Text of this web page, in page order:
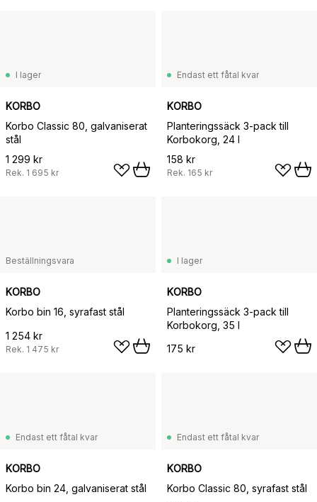
I lager
KORBO
Korbo Classic 80, galvaniserat
stål
1 299 kr
Rek. 1 695 kr
Endast ett fåtal kvar
KORBO
Planteringssäck 3-pack till
Korbokorg, 24 l
158 kr
Rek. 165 kr
Beställningsvara
KORBO
Korbo bin 16, syrafast stål
1 254 kr
Rek. 1 475 kr
I lager
KORBO
Planteringssäck 3-pack till
Korbokorg, 35 l
175 kr
Endast ett fåtal kvar
KORBO
Korbo bin 24, galvaniserat stål
Endast ett fåtal kvar
KORBO
Korbo Classic 80, syrafast stål